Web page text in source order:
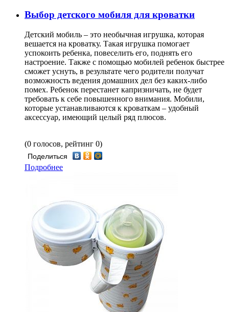
Выбор детского мобиля для кроватки
Детский мобиль – это необычная игрушка, которая
вешается на кроватку. Такая игрушка помогает
успокоить ребенка, повеселить его, поднять его
настроение. Также с помощью мобилей ребенок быстрее
сможет уснуть, в результате чего родители получат
возможность ведения домашних дел без каких-либо
помех. Ребенок перестанет капризничать, не будет
требовать к себе повышенного внимания. Мобили,
которые устанавливаются к кроваткам – удобный
аксессуар, имеющий целый ряд плюсов.
(0 голосов, рейтинг 0)
Поделиться
Подробнее